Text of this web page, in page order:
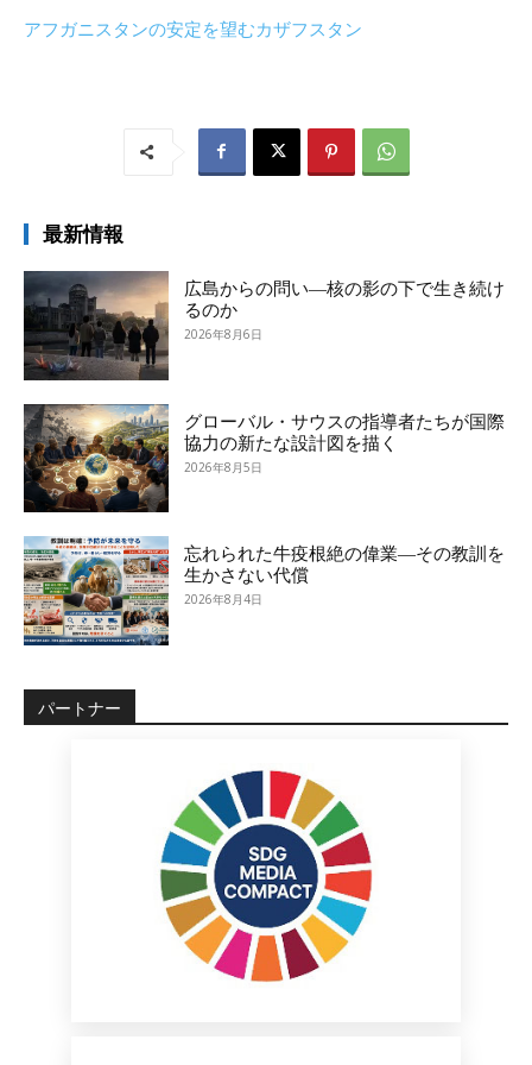
アフガニスタンの安定を望むカザフスタン
最新情報
広島からの問い―核の影の下で生き続け
るのか
2026年8月6日
グローバル・サウスの指導者たちが国際
協力の新たな設計図を描く
2026年8月5日
忘れられた牛疫根絶の偉業―その教訓を
生かさない代償
2026年8月4日
パートナー